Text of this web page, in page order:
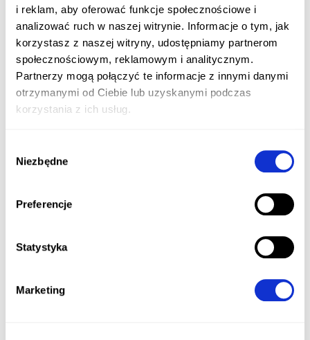
i reklam, aby oferować funkcje społecznościowe i
analizować ruch w naszej witrynie. Informacje o tym, jak
korzystasz z naszej witryny, udostępniamy partnerom
społecznościowym, reklamowym i analitycznym.
Partnerzy mogą połączyć te informacje z innymi danymi
otrzymanymi od Ciebie lub uzyskanymi podczas
korzystania z ich usług.
zgody
Niezbędne
Preferencje
Statystyka
Marketing